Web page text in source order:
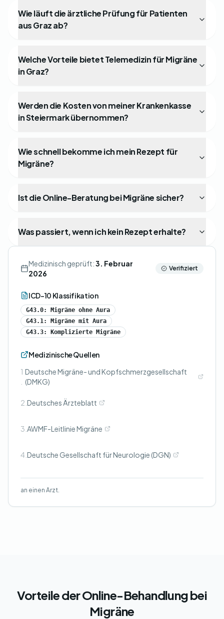
Wie läuft die ärztliche Prüfung für Patienten
aus Graz ab?
Welche Vorteile bietet Telemedizin für Migräne
in Graz?
Werden die Kosten von meiner Krankenkasse
in Steiermark übernommen?
Wie schnell bekomme ich mein Rezept für
Migräne?
Ist die Online-Beratung bei Migräne sicher?
Was passiert, wenn ich kein Rezept erhalte?
Medizinisch geprüft:3. Februar
2026
Verifiziert
ICD-10 Klassifikation
G43.0: Migräne ohne Aura
G43.1: Migräne mit Aura
G43.3: Komplizierte Migräne
Medizinische Quellen
1 Deutsche Migräne- und Kopfschmerzgesellschaft
(DMKG)
2. Deutsches Ärzteblatt
3. AWMF-Leitlinie Migräne
4. Deutsche Gesellschaft für Neurologie (DGN)
an einen Arzt.
Vorteile der Online-Behandlung bei
Migräne